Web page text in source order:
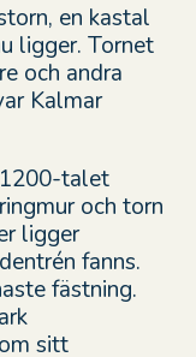
en kastal
ligger. Tornet
och andra
Kalmar
talet
och torn
ligger
fanns.
fästning.
sitt